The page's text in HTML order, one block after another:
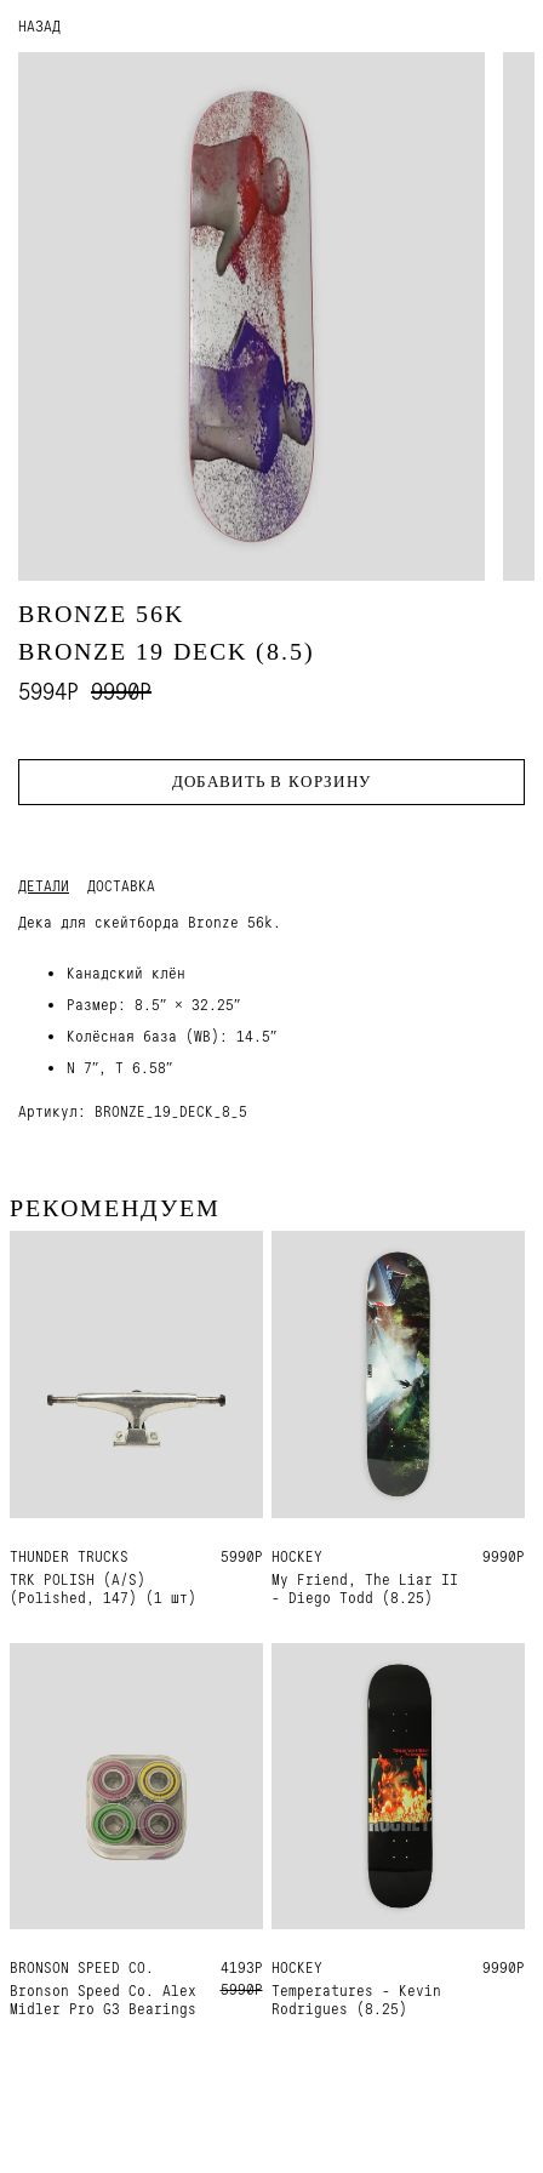
НАЗАД
BRONZE 56K
BRONZE 19 DECK (8.5)
5994Р 9990Р
ДОБАВИТЬ В КОРЗИНУ
ДЕТАЛИ
ДОСТАВКА
Дека для скейтборда Bronze 56k.
Канадский клён
Размер: 8.5″ × 32.25″
Колёсная база (WB): 14.5″
N 7″, T 6.58″
Артикул: BRONZE_19_DECK_8_5
РЕКОМЕНДУЕМ
THUNDER TRUCKS
TRK POLISH (A/S)
(Polished, 147) (1 шт)
147 5990Р HOCKEY
My Friend, The Liar II
- Diego Todd (8.25)
8.25 9990Р
BRONSON SPEED CO.
Bronson Speed Co. Alex
Midler Pro G3 Bearings
ONE SIZE
4193Р
5990Р
HOCKEY
Temperatures - Kevin
Rodrigues (8.25)
8.25 9990Р